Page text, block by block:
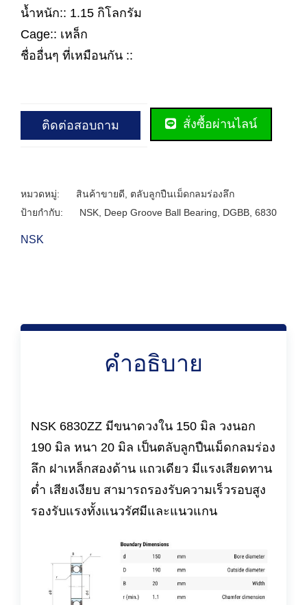
น้ำหนัก:: 1.15 กิโลกรัม
Cage:: เหล็ก
ชื่ออื่นๆ ที่เหมือนกัน ::
ติดต่อสอบถาม สั่งซื้อผ่านไลน์
หมวดหมู่: สินค้าขายดี
ตลับลูกปืนเม็ดกลมร่องลึก
ป้ายกำกับ:
NSK Deep Groove Ball Bearing DGBB 6830
NSK
คำอธิบาย
NSK 6830ZZ มีขนาดวงใน 150 มิล วงนอก
190 มิล หนา 20 มิล เป็นตลับลูกปืนเม็ดกลมร่อง
ลึก ฝาเหล็กสองด้าน แถวเดียว มีแรงเสียดทาน
ต่ำ เสียงเงียบ สามารถรองรับความเร็วรอบสูง
รองรับแรงทั้งแนวรัศมีและแนวแกน